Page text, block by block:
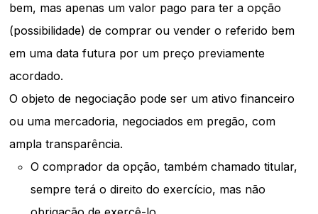
bem, mas apenas um valor pago para ter a opção
(possibilidade) de comprar ou vender o referido bem
em uma data futura por um preço previamente
acordado.
O objeto de negociação pode ser um ativo financeiro
ou uma mercadoria, negociados em pregão, com
ampla transparência.
O comprador da opção, também chamado titular,
sempre terá o direito do exercício, mas não